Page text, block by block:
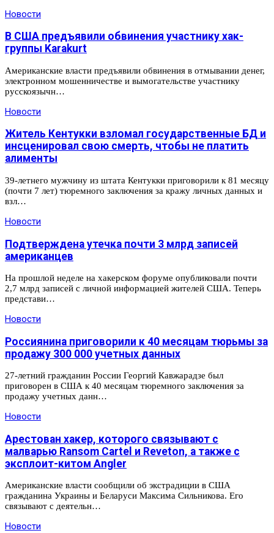
Новости
В США предъявили обвинения участнику хак-
группы Karakurt
Американские власти предъявили обвинения в отмывании денег,
электронном мошенничестве и вымогательстве участнику
русскоязычн…
Новости
Житель Кентукки взломал государственные БД и
инсценировал свою смерть, чтобы не платить
алименты
39-летнего мужчину из штата Кентукки приговорили к 81 месяцу
(почти 7 лет) тюремного заключения за кражу личных данных и
взл…
Новости
Подтверждена утечка почти 3 млрд записей
американцев
На прошлой неделе на хакерском форуме опубликовали почти
2,7 млрд записей с личной информацией жителей США. Теперь
представи…
Новости
Россиянина приговорили к 40 месяцам тюрьмы за
продажу 300 000 учетных данных
27-летний гражданин России Георгий Кавжарадзе был
приговорен в США к 40 месяцам тюремного заключения за
продажу учетных данн…
Новости
Арестован хакер, которого связывают с
малварью Ransom Cartel и Reveton, а также с
эксплоит-китом Angler
Американские власти сообщили об экстрадиции в США
гражданина Украины и Беларуси Максима Сильникова. Его
связывают с деятельн…
Новости